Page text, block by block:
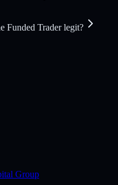
Funded Trader legit?
Group